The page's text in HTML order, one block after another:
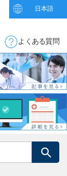
日本語
よくある質問
検索